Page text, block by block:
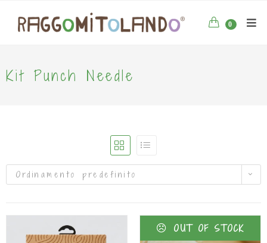
0
Kit Punch Needle
Ordinamento predefinito
OUT OF STOCK